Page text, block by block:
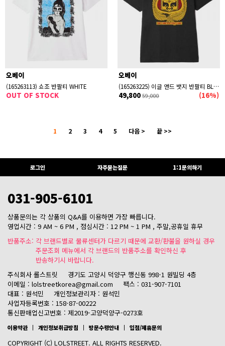
오베이
(165263113) 쇼조 반팔티 WHITE
OUT OF STOCK
오베이
(165263225) 이글 앤드 뱃지 반팔티 BLACK
49,800 59,000 (16%)
1 2 3 4 5 다음 > 끝 >>
로그인 자주묻는질문 1:1문의하기
031-905-6101
상품문의는 각 상품의 Q&A를 이용하면 가장 빠릅니다.
영업시간 : 9 AM ~ 6 PM , 점심시간 : 12 PM ~ 1 PM , 주말,공휴일 휴무
반품주소: 각 브랜드별로 물류센터가 다르기 때문에 교환/환불을 원하실 경우
주문조회 메뉴에서 각 브랜드의 반품주소를 확인하신 후
반송하기시 바랍니다.
주식회사 롤스트릿
경기도 고양시 덕양구 행신동 998-1 원빌딩 4층
이메일 : lolstreetkorea@gmail.com
팩스 : 031-907-7101
대표 : 원석민
개인정보관리자 : 원석민
사업자등록번호 : 158-87-00222
통신판매업신고번호 : 제2019-고양덕양구-0273호
이용약관 개인정보취급방침 방문수령안내 입점/제휴문의
COPYRIGHT (C) LOLSTREET. ALL RIGHTS RESERVED.